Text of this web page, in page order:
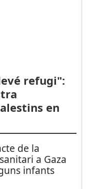
refugi":
en
de la
a Gaza
infants